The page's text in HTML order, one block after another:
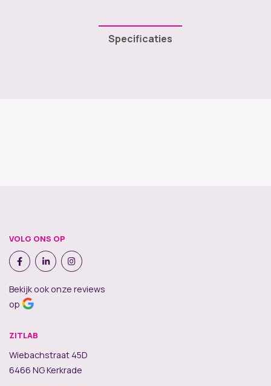
Specificaties
VOLG ONS OP
Bekijk ook onze reviews
op
ZITLAB
Wiebachstraat 45D
6466 NG Kerkrade